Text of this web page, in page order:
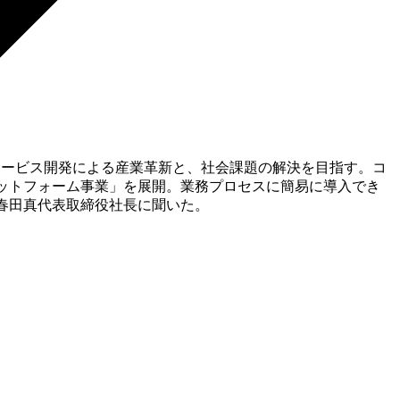
ビス開発による産業革新と、社会課題の解決を目指す。コ
フォーム事業」を展開。業務プロセスに簡易に導入でき
真代表取締役社長に聞いた。